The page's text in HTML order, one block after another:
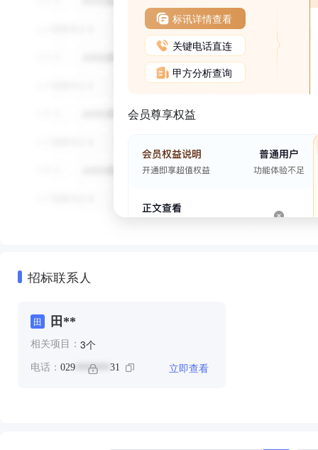
标讯详情查看
关键电话直连
甲方分析查询
会员尊享权益
招标联系人
田 田**
相关项目： 3个
电话： 029 ******* 31 立即查看